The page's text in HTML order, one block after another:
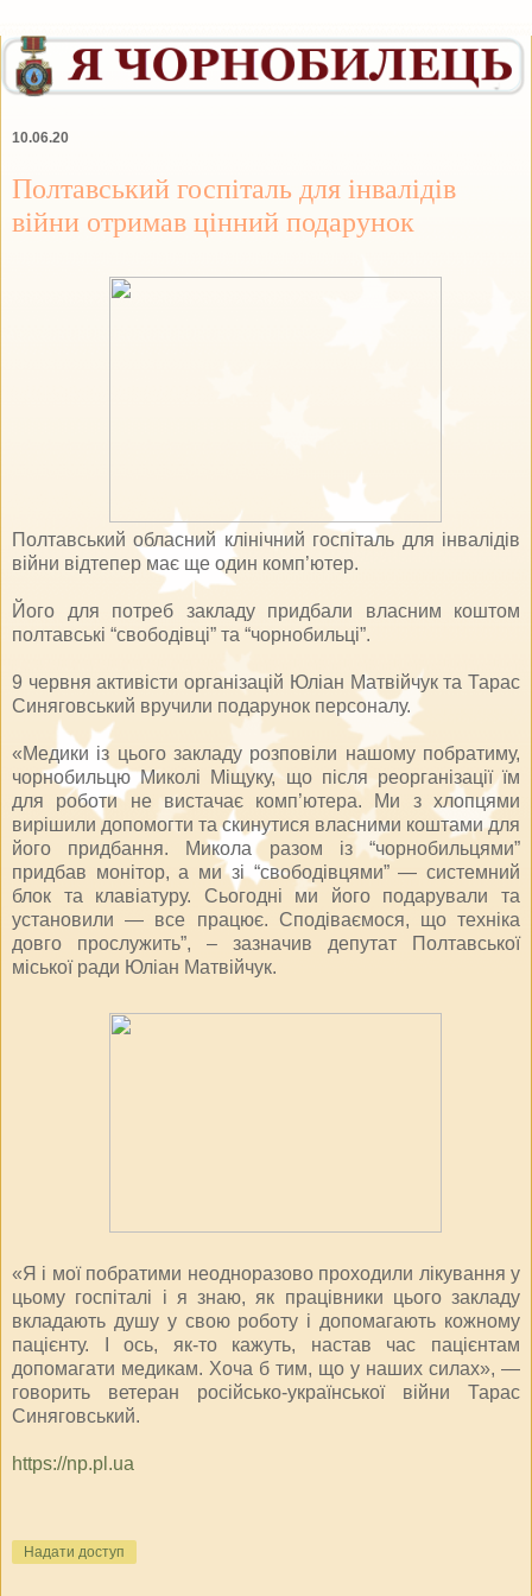
10.06.20
Полтавський госпіталь для інвалідів
війни отримав цінний подарунок
Полтавський обласний клінічний госпіталь для інвалідів
війни відтепер має ще один комп’ютер.
Його для потреб закладу придбали власним коштом
полтавські “свободівці” та “чорнобильці”.
9 червня активісти організацій Юліан Матвійчук та Тарас
Синяговський вручили подарунок персоналу.
«Медики із цього закладу розповіли нашому побратиму,
чорнобильцю Миколі Міщуку, що після реорганізації їм
для роботи не вистачає комп’ютера. Ми з хлопцями
вирішили допомогти та скинутися власними коштами для
його придбання. Микола разом із “чорнобильцями”
придбав монітор, а ми зі “свободівцями” — системний
блок та клавіатуру. Сьогодні ми його подарували та
установили — все працює. Сподіваємося, що техніка
довго прослужить”, – зазначив депутат Полтавської
міської ради Юліан Матвійчук.
«Я і мої побратими неодноразово проходили лікування у
цьому госпіталі і я знаю, як працівники цього закладу
вкладають душу у свою роботу і допомагають кожному
пацієнту. І ось, як-то кажуть, настав час пацієнтам
допомагати медикам. Хоча б тим, що у наших силах», —
говорить ветеран російсько-української війни Тарас
Синяговський.
https://np.pl.ua
Надати доступ